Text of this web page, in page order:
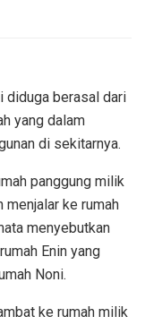
diduga berasal dari
yang dalam
di sekitarnya.
panggung milik
menjalar ke rumah
menyebutkan
Enin yang
Noni.
ke rumah milik